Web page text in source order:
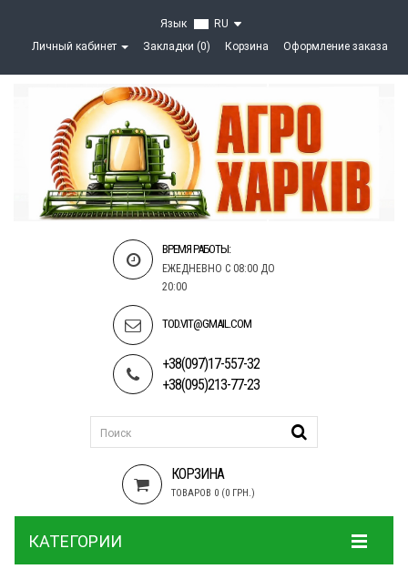
Язык
RU
Личный кабинет
Закладки (0) Корзина Оформление заказа
ВРЕМЯ РАБОТЫ:
ЕЖЕДНЕВНО С 08:00 ДО
20:00
TOD.VIT@GMAIL.COM
+38(097)17-557-32
+38(095)213-77-23
КОРЗИНА
ТОВАРОВ 0 (0 ГРН.)
КАТЕГОРИИ